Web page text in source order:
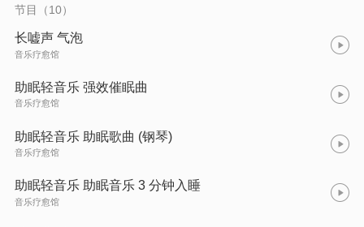
节目（10）
长嘘声 气泡
音乐疗愈馆
助眠轻音乐 强效催眠曲
音乐疗愈馆
助眠轻音乐 助眠歌曲 (钢琴)
音乐疗愈馆
助眠轻音乐 助眠音乐 3 分钟入睡
音乐疗愈馆